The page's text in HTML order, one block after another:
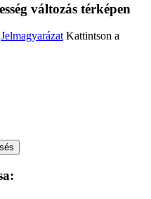
változás térképen
JelmagyarázatKattintson a